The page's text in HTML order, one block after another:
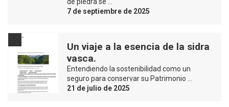
7 de septiembre de 2025
Un viaje a la esencia de la sidra
vasca.
Entendiendo la sostenibilidad como un
seguro para conservar su Patrimonio …
21 de julio de 2025